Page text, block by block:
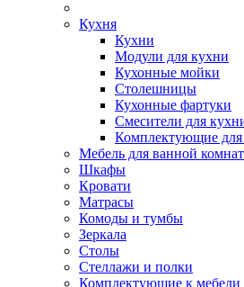
Кухня
Кухни
Модули для кухни
Кухонные мойки
Столешницы
Кухонные фартуки
Смесители для
Комплектующие для
Мебель для ванной
Шкафы
Кровати
Матрасы
Комоды и тумбы
Зеркала
Столы
Стеллажи и полки
Комплектующие к мебели